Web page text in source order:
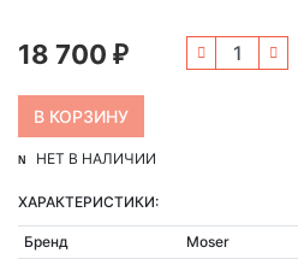
18 700 ₽
НЕТ В НАЛИЧИИ
ХАРАКТЕРИСТИКИ:
Бренд
Moser